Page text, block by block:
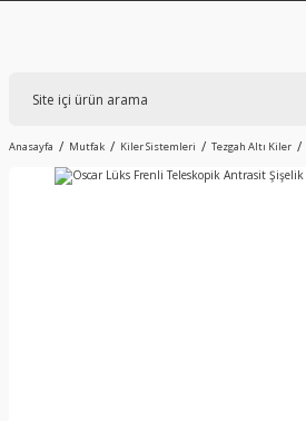
Anasayfa Mutfak Kiler Sistemleri Tezgah Altı Kiler